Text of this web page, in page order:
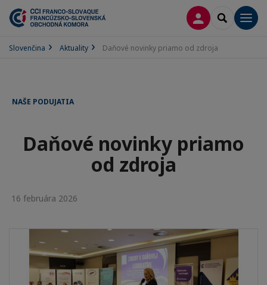
PRIHLÁSENIE
SEARCH
Slovenčina Aktuality Daňové novinky priamo od zdroja
NAŠE PODUJATIA
Daňové novinky priamo
od zdroja
16 februára 2026